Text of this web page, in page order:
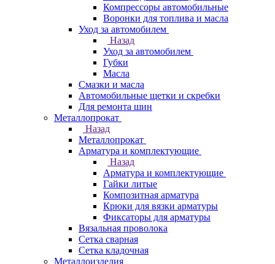
Компрессоры автомобильные
Воронки для топлива и масла
Уход за автомобилем
Назад
Уход за автомобилем
Губки
Масла
Смазки и масла
Автомобильные щетки и скребки
Для ремонта шин
Металлопрокат
Назад
Металлопрокат
Арматура и комплектующие
Назад
Арматура и комплектующие
Гайки литые
Композитная арматура
Крюки для вязки арматуры
Фиксаторы для арматуры
Вязальная проволока
Сетка сварная
Сетка кладочная
Металлоизделия